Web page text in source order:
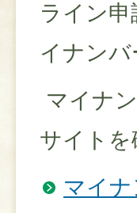
ライン
イナン
マイナ
サイトを
マイ